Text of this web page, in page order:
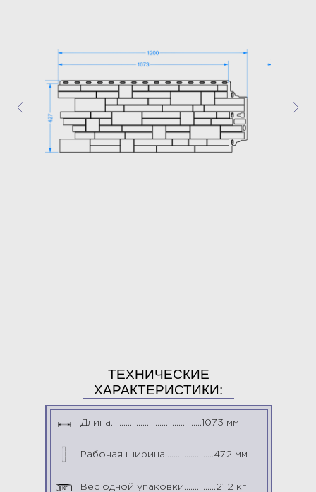
Длина...........................................1073 мм
Рабочая ширина.......................472 мм
Вес одной упаковки...............21,2 кг
кг
ТЕХНИЧЕСКИЕ
ХАРАКТЕРИСТИКИ: